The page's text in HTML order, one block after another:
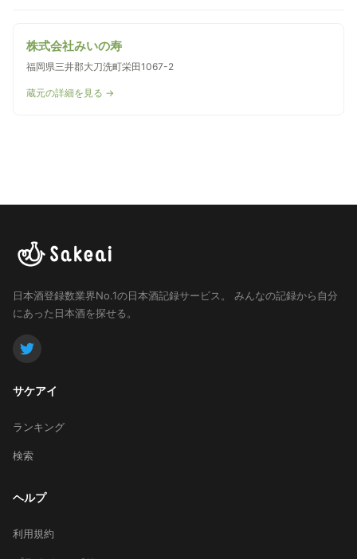
株式会社みいの寿
福岡県三井郡大刀洗町栄田1067-2
蔵元の詳細を見る →
日本酒登録数業界No.1の日本酒記録サービス。
みんなの記録から自分
にあった日本酒を探せる。
サケアイ
ランキング
検索
ヘルプ
利用規約